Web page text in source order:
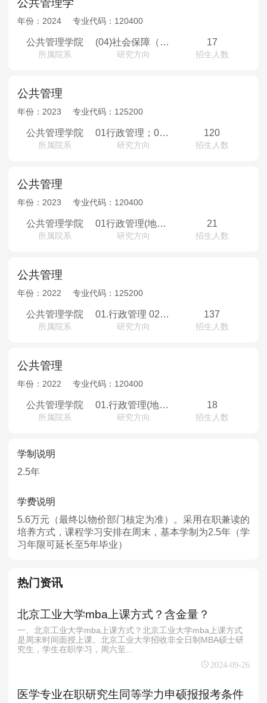
公共管理学
年份： 2024 专业代码： 120400
公共管理学院
所属院系
(04)社会保障（贫困与社会救助、风险治理与保障、儿童福利与养老服务、医疗保障、社会分层与民生发展）
研究方向
17
招生人数
公共管理
年份： 2023 专业代码： 125200
公共管理学院
所属院系
01行政管理；02社会保障；03教育经济管理；04资源环境管理；05基层治理；06政策分析与评估；07党务管理
研究方向
120
招生人数
公共管理
年份： 2023 专业代码： 120400
公共管理学院
所属院系
01行政管理(地方政府与基层社会治理、数字经济与治理等)；02公共政策分析（政府资源环境政策，社会服务与项目评估、民情民意与政策等）；03教育经济与管理（教育治理与教育评估，科教政策与管理，教育与人力资本投资等）；04社会保障（风险治理与保障、贫困与社会救助、老年福利与养老服务）
研究方向
21
招生人数
公共管理
年份： 2022 专业代码： 125200
公共管理学院
所属院系
01.行政管理 02.社会保障 03.教育经济管理 04.资源环境管理 05.基层治理 06.政策分析与评估
研究方向
137
招生人数
公共管理
年份： 2022 专业代码： 120400
公共管理学院
所属院系
01.行政管理(地方政府与基层社会治理、数字经济与治理等) 02.公共政策分析（政府资源环境政策，社会服务与项目评估、民情民意与政策等） 03.教育经济与管理（教育治理与教育评估，科教政策与管理，教育与人力资本投资等） 04.社会保障（风险治理与保障、贫困与社会救助、老年福利与养老服务）
研究方向
18
招生人数
学制说明
2.5年
学费说明
5.6万元（最终以物价部门核定为准）。采用在职兼读的
培养方式，课程学习安排在周末，基本学制为2.5年（学
习年限可延长至5年毕业）
热门资讯
北京工业大学mba上课方式？含金量？
一、北京工业大学mba上课方式？北京工业大学mba上课方式
是周末时间面授上课。北京工业大学招收非全日制MBA硕士研
究生，学生在职学习，周六至...
2024-09-26
医学专业在职研究生同等学力申硕报报考条件